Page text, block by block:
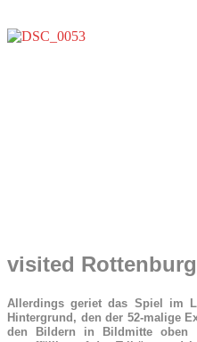
visited Rottenburg
Allerdings geriet das Spiel im
Hintergrund, den der 52-malige
den Bildern in Bildmitte oben